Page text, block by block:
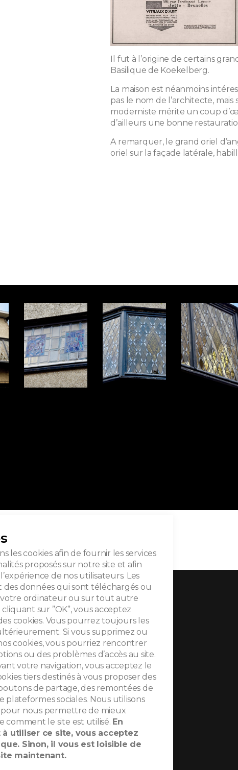
Il fut à l’origine de certains
Basilique de Koekelberg.
La maison est néanmoins
pas le nom de l’architecte,
moderniste mérite un coup
d’ailleurs une bonne
A remarquer, le grand oriel
oriel sur la façade latérale,
les cookies afin de fournir les services
proposés sur notre site et afin
de nos utilisateurs. Les
des données qui sont téléchargés ou
votre ordinateur ou sur tout autre
sur ”OK”, vous acceptez
cookies. Vous pourrez toujours les
Si vous supprimez ou
cookies, vous pourriez rencontrer
ou des problèmes d’accès au site.
votre navigation, vous acceptez le
tiers destinés à vous proposer des
de partage, des remontées de
plateformes sociales. Nous utilisons
pour nous permettre de mieux
comment le site est utilisé. En
utiliser ce site, vous acceptez
Sinon, il vous est loisible de
maintenant.